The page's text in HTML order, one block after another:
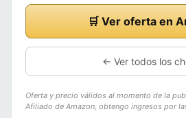
🛒 Ver oferta en
← Ver todos los
Oferta y precio válidos al momento de la
Afiliado de Amazon, obtengo ingresos por